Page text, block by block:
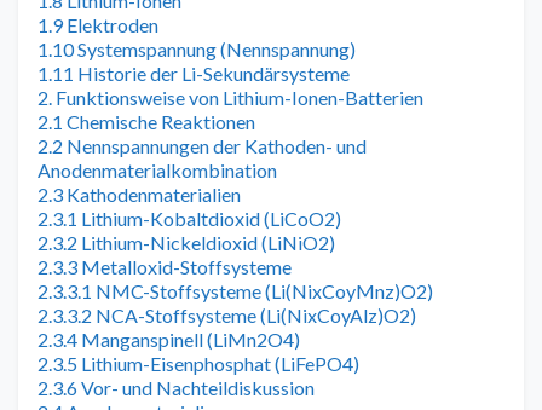
1.9 Elektroden
1.10 Systemspannung (Nennspannung)
1.11 Historie der Li-Sekundärsysteme
2. Funktionsweise von Lithium-Ionen-Batterien
2.1 Chemische Reaktionen
2.2 Nennspannungen der Kathoden- und
Anodenmaterialkombination
2.3 Kathodenmaterialien
2.3.1 Lithium-Kobaltdioxid (LiCoO2)
2.3.2 Lithium-Nickeldioxid (LiNiO2)
2.3.3 Metalloxid-Stoffsysteme
2.3.3.1 NMC-Stoffsysteme (Li(NixCoyMnz)O2)
2.3.3.2 NCA-Stoffsysteme (Li(NixCoyAlz)O2)
2.3.4 Manganspinell (LiMn2O4)
2.3.5 Lithium-Eisenphosphat (LiFePO4)
2.3.6 Vor- und Nachteildiskussion